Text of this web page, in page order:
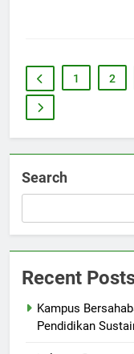
1 2
Search
Recent
Kampus
Pendidikan